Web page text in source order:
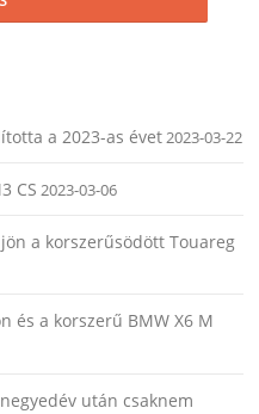
a 2023-as évet2023-03-22
CS 2023-03-06
a korszerűsödött Touareg
és a korszerű BMW X6 M
után csaknem